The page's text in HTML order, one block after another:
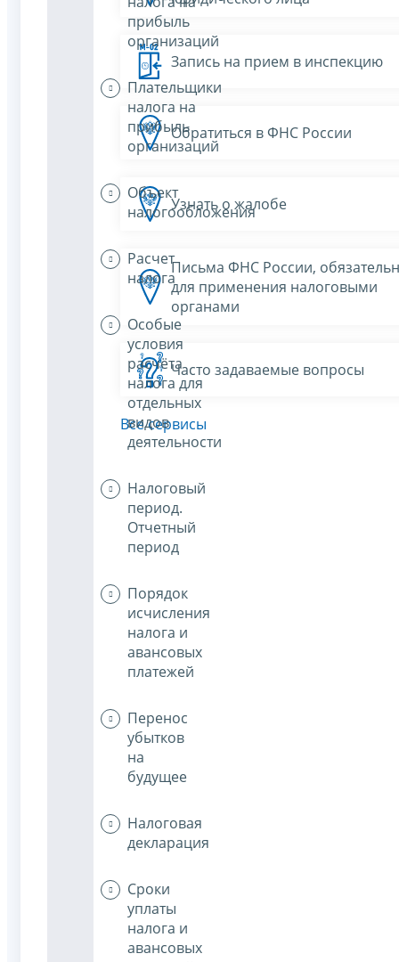
прибыль
организаций
Плательщики
налога на
прибыль
организаций
Объект
налогообложения
Расчет
налога
Особые
условия
расчёта
налога для
отдельных
видов
деятельности
Налоговый
период.
Отчетный
период
Порядок
исчисления
налога и
авансовых
платежей
Перенос
убытков
на
будущее
Налоговая
декларация
Сроки
уплаты
налога и
авансовых
Запись на прием в инспекцию
Обратиться в ФНС России
Узнать о жалобе
Письма ФНС России,
для применения налоговыми
органами
Часто задаваемые вопросы
Все сервисы